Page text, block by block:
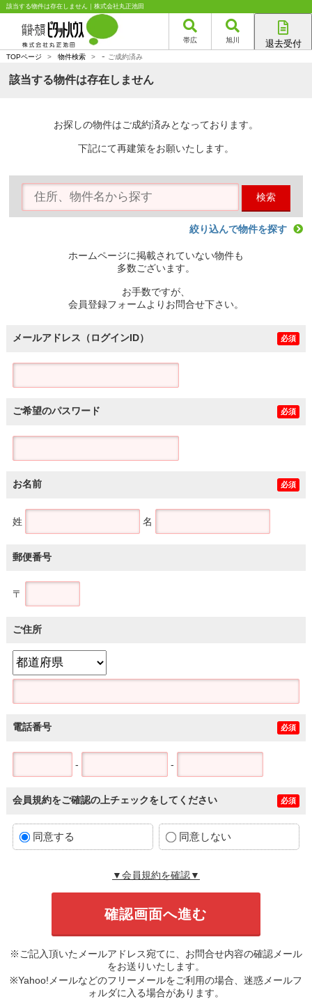
該当する物件は存在しません｜株式会社丸正池田
帯広 旭川 退去受付
TOPページ > 物件検索 > - ご成約済み
該当する物件は存在しません
お探しの物件はご成約済みとなっております。
下記にて再建策をお願いたします。
検索
絞り込んで物件を探す
ホームページに掲載されていない物件も
多数ございます。
お手数ですが、
会員登録フォームよりお問合せ下さい。
メールアドレス（ログインID） 必須
ご希望のパスワード 必須
お名前 必須
姓 名
郵便番号
〒
ご住所
電話番号 必須
- -
会員規約をご確認の上チェックをしてください 必須
同意する 同意しない
▼会員規約を確認▼
※ご記入頂いたメールアドレス宛てに、お問合せ内容の確認メール
をお送りいたします。
※Yahoo!メールなどのフリーメールをご利用の場合、迷惑メールフ
ォルダに入る場合があります。